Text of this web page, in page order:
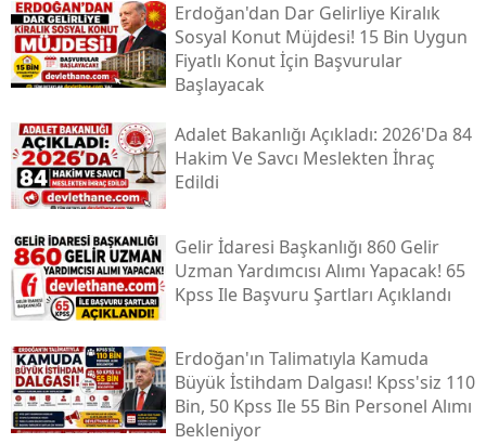
Erdoğan'dan Dar Gelirliye Kiralık
Sosyal Konut Müjdesi! 15 Bin Uygun
Fiyatlı Konut İçin Başvurular
Başlayacak
Adalet Bakanlığı Açıkladı: 2026'da 84
Hakim Ve Savcı Meslekten İhraç
Edildi
Gelir İdaresi Başkanlığı 860 Gelir
Uzman Yardımcısı Alımı Yapacak! 65
Kpss Ile Başvuru Şartları Açıklandı
Erdoğan'ın Talimatıyla Kamuda
Büyük İstihdam Dalgası! Kpss'siz 110
Bin, 50 Kpss Ile 55 Bin Personel Alımı
Bekleniyor